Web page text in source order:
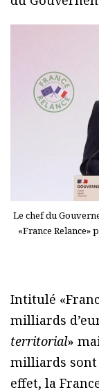
Le chef du
«France Relance»
Intitulé
milliards
territorial»
milliards sont
effet, la